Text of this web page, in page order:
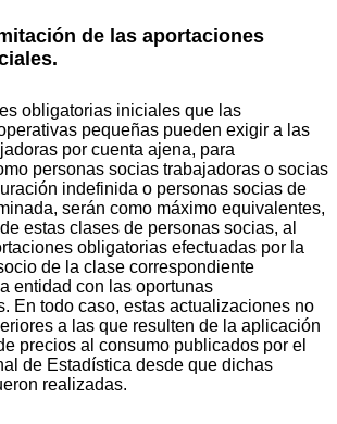
de las aportaciones
obligatorias iniciales que las
pequeñas pueden exigir a las
por cuenta ajena, para
personas socias trabajadoras o socias
indefinida o personas socias de
serán como máximo equivalentes,
estas clases de personas socias, al
obligatorias efectuadas por la
de la clase correspondiente
entidad con las oportunas
En todo caso, estas actualizaciones no
a las que resulten de la aplicación
precios al consumo publicados por el
de Estadística desde que dichas
realizadas.